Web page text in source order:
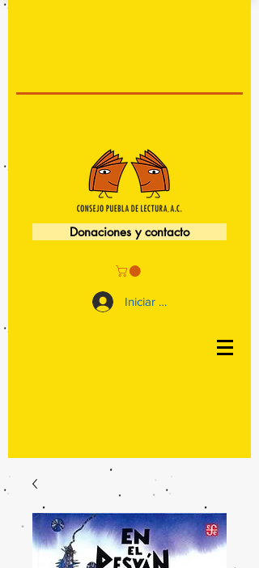
Donaciones y contacto
Iniciar sesión